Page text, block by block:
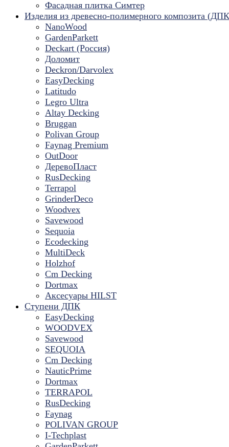
Фасадная плитка Симтер
Изделия из древесно-полимерного композита
NanoWood
GardenParkett
Deckart (Россия)
Доломит
Deckron/Darvolex
EasyDecking
Latitudo
Legro Ultra
Altay Decking
Bruggan
Polivan Group
Faynag Premium
OutDoor
ДеревоПласт
RusDecking
Terrapol
GrinderDeco
Woodvex
Savewood
Sequoia
Ecodecking
MultiDeck
Holzhof
Cm Decking
Dortmax
Аксесуары HILST
Ступени ДПК
EasyDecking
WOODVEX
Savewood
SEQUOIA
Cm Decking
NauticPrime
Dortmax
TERRAPOL
RusDecking
Faynag
POLIVAN GROUP
I-Techplast